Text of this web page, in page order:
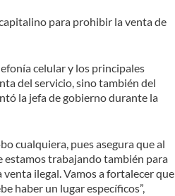
para prohibir la venta de
celular y los principales
del servicio, sino también del
la jefa de gobierno durante la
cualquiera, pues asegura que al
estamos trabajando también para
ilegal. Vamos a fortalecer que
haber un lugar específicos”,